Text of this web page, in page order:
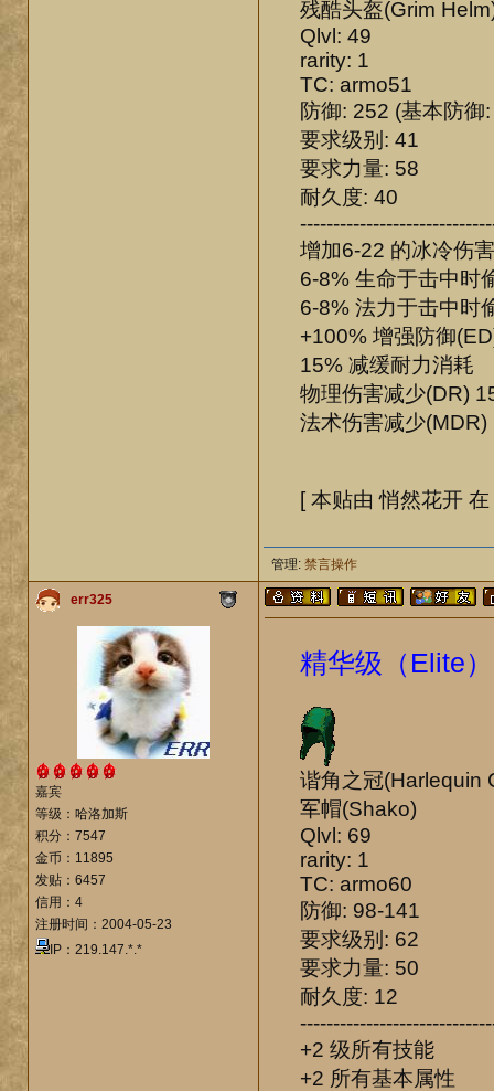
残酷头盔(Grim
Qlvl: 49
rarity: 1
TC: armo51
防御: 252 (基本防御
要求级别: 41
要求力量: 58
耐久度: 40
增加6-22 的冰冷伤
6-8% 生命于击中时
6-8% 法力于击中时
+100% 增强防御
15% 减缓耐力消耗
物理伤害减少(DR)
法术伤害减少
[ 本贴由 悄然花开
管理: 禁言操作
err325
嘉宾
等级：哈洛加斯
积分：7547
金币：11895
发贴：6457
信用：4
注册时间：2004-05-23
IP：219.147.*.*
精华级（Elite）
谐角之冠(Harlequin
军帽(Shako)
Qlvl: 69
rarity: 1
TC: armo60
防御: 98-141
要求级别: 62
要求力量: 50
耐久度: 12
+2 级所有技能
+2 所有基本属性